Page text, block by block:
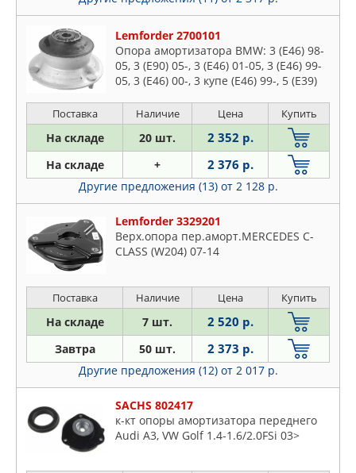
TORK
TORQUE
TORR
TRIALLI
TRT
TRUCKTEC AUTOMOTIVE
TRW
VAG
VIKA
VOLVO
ZEKKERT
ZENTPARTS
ZF RUSSIA
ЛАДА
Lemforder 2700101
Опора амортизатора BMW: 3 (E46) 98-
05, 3 (E90) 05-, 3 (E46) 01-05, 3 (E46) 99-
05, 3 (E46) 00-, 3 купе (E46) 99-, 5 (E39)
Поставка Наличие Цена Купить
На складе 20 шт. 2 352 р.
На складе + 2 376 р.
Другие предложения (13) от 2 128 р.
Lemforder 3329201
Верх.опора пер.аморт.MERCEDES C-
CLASS (W204) 07-14
Поставка Наличие Цена Купить
На складе 7 шт. 2 520 р.
Завтра 50 шт. 2 373 р.
Другие предложения (12) от 2 017 р.
SACHS 802417
к-кт опоры амортизатора переднего
Audi A3, VW Golf 1.4-1.6/2.0FSi 03>